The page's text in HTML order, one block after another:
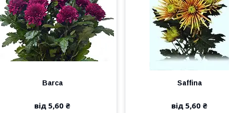
Barca
від 5,60 ₴
Saffina
від 5,60 ₴